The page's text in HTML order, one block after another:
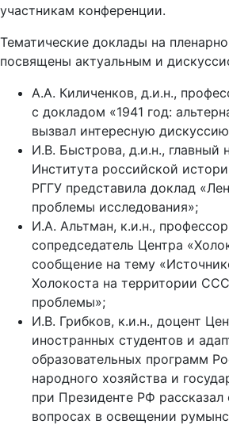
участникам конференции.
Тематические доклады на
посвящены актуальным и
А.А. Киличенков, д.и.н.,
с докладом «1941 год:
вызвал интересную
И.В. Быстрова, д.и.н., главный
Института российской
РГГУ представила доклад
проблемы исследования»;
И.А. Альтман, к.и.н.,
сопредседатель Центра
сообщение на тему
Холокоста на территории
проблемы»;
И.В. Грибков, к.и.н., доцент
иностранных студентов и
образовательных программ
народного хозяйства и
при Президенте РФ
вопросах в освещении